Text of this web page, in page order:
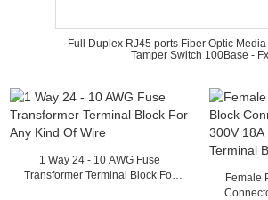
Full Duplex RJ45 ports Fiber Optic
Tamper Switch 100Base - Fx
1 Way 24 - 10 AWG Fuse
Transformer Terminal Block For
Female